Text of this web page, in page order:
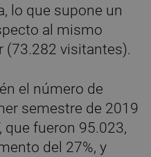
lo que supone un
al mismo
(73.282 visitantes).
el número de
semestre de 2019
que fueron 95.023,
del 27%, y